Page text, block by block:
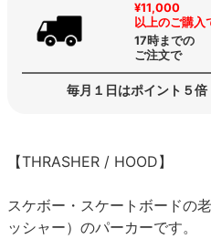
¥11,000
以上のご購入
17時までの
ご注文で
毎月１日はポイント５
【THRASHER / HOOD】
スケボー・スケートボードの
ッシャー）のパーカーです。